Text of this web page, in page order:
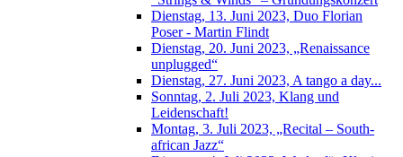
Dienstag, 13. Juni 2023, Duo Florian
Poser - Martin Flindt
Dienstag, 20. Juni 2023, „Renaissance
unplugged“
Dienstag, 27. Juni 2023, A tango a day...
Sonntag, 2. Juli 2023, Klang und
Leidenschaft!
Montag, 3. Juli 2023, „Recital – South-
african Jazz“